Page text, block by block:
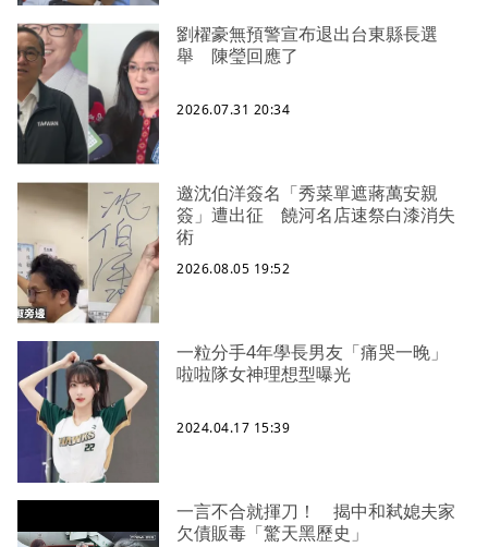
劉櫂豪無預警宣布退出台東縣長選
舉 陳瑩回應了
2026.07.31 20:34
邀沈伯洋簽名「秀菜單遮蔣萬安親
簽」遭出征 饒河名店速祭白漆消失
術
2026.08.05 19:52
一粒分手4年學長男友「痛哭一晚」
啦啦隊女神理想型曝光
2024.04.17 15:39
一言不合就揮刀！ 揭中和弒媳夫家
欠債販毒「驚天黑歷史」